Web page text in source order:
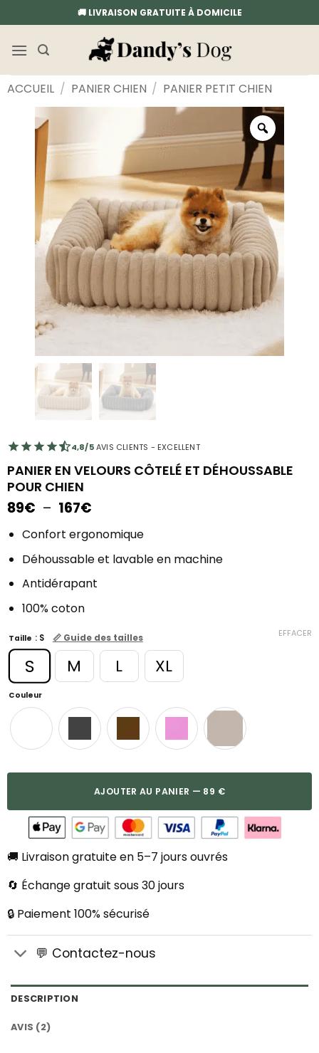
au
contenu
🚚 LIVRAISON GRATUITE À DOMICILE
ACCUEIL / PANIER CHIEN / PANIER PETIT CHIEN
4,8/5AVIS CLIENTS - EXCELLENT
PANIER EN VELOURS CÔTELÉ ET DÉHOUSSABLE
POUR CHIEN
89€ – 167€Plage
prix :
à
167€
Confort ergonomique
Déhoussable et lavable en machine
Antidérapant
100% coton
Taille : S 📏 Guide des tailles
S M L XL
Couleur
EFFACER
AJOUTER AU PANIER — 89 €
🚚 Livraison gratuite en 5–7 jours ouvrés
🔄 Échange gratuit sous 30 jours
🔒 Paiement 100% sécurisé
💬 Contactez-nous
DESCRIPTION
AVIS (2)